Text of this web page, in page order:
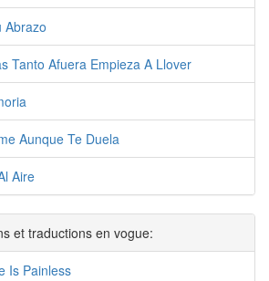
Abrazo
Tanto Afuera Empieza A Llover
Aunque Te Duela
Aire
et traductions en vogue:
Is Painless